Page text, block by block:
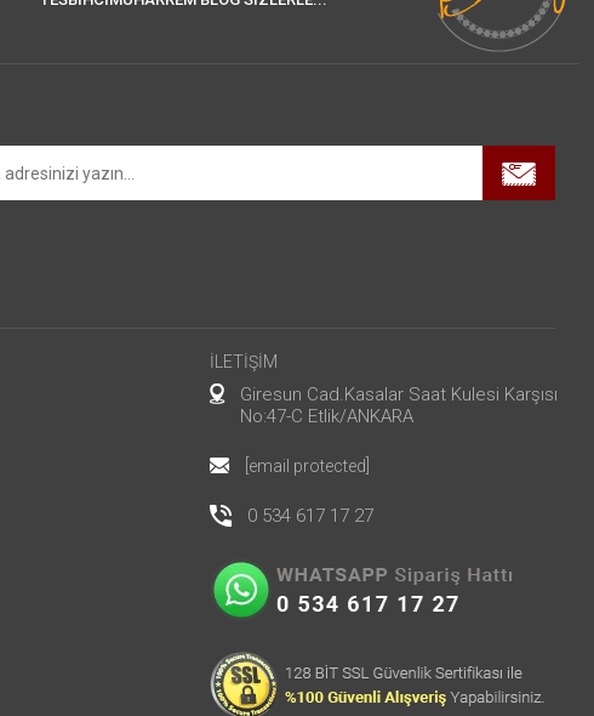
İLETİŞİM
Giresun Cad.Kasalar Saat Kulesi Karşısı
No:47-C Etlik/ANKARA
[email protected]
0 534 617 17 27